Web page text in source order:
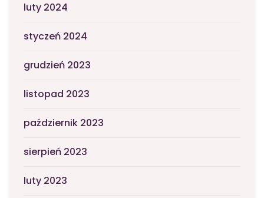
luty 2024
styczeń 2024
grudzień 2023
listopad 2023
październik 2023
sierpień 2023
luty 2023